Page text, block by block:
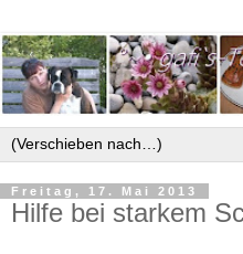
Freitag, 17. Mai 2013
Hilfe bei starkem